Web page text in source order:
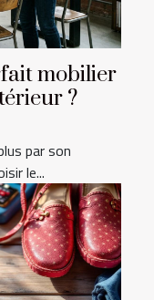
mobilier
?
par son
le...